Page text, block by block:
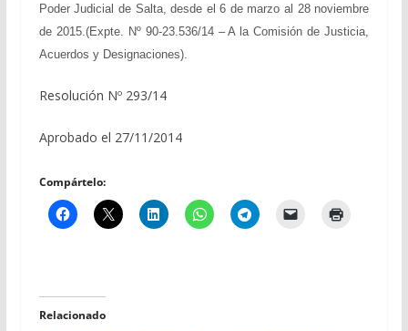
Poder Judicial de Salta, desde el 6 de marzo al 28 noviembre
de 2015.(Expte. Nº 90-23.536/14 – A la Comisión de Justicia,
Acuerdos y Designaciones).
Resolución Nº 293/14
Aprobado el 27/11/2014
Compártelo:
Relacionado